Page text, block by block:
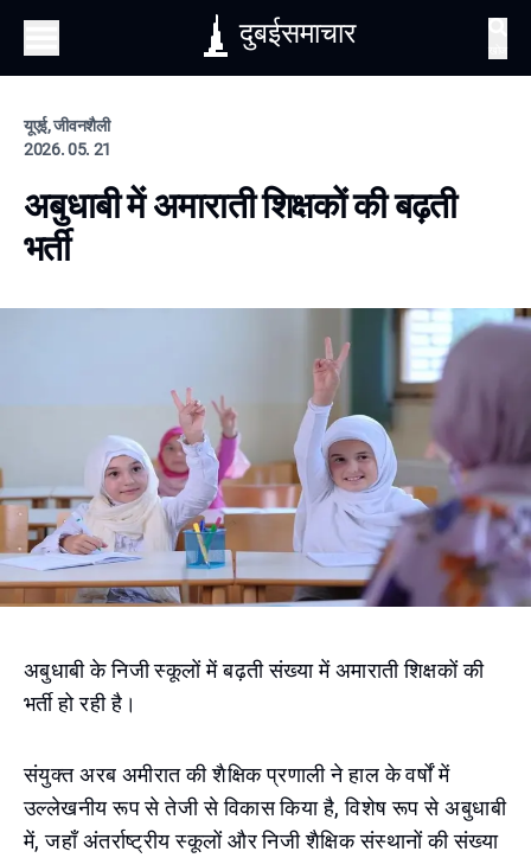
दुबईसमाचार
यूएई, जीवनशैली
2026. 05. 21
अबुधाबी में अमाराती शिक्षकों की बढ़ती
भर्ती
अबुधाबी के निजी स्कूलों में बढ़ती संख्या में अमाराती शिक्षकों की
भर्ती हो रही है।
संयुक्त अरब अमीरात की शैक्षिक प्रणाली ने हाल के वर्षों में
उल्लेखनीय रूप से तेजी से विकास किया है, विशेष रूप से अबुधाबी
में, जहाँ अंतर्राष्ट्रीय स्कूलों और निजी शैक्षिक संस्थानों की संख्या